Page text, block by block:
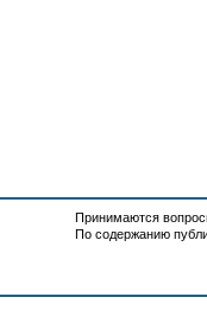
Принимаются
По содержанию